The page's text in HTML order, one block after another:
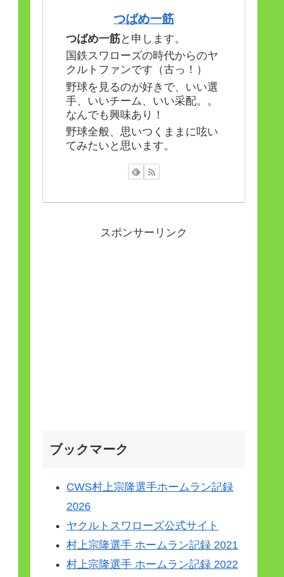
つばめ一筋
つばめ一筋と申します。
国鉄スワローズの時代からのヤ
クルトファンです（古っ！）
野球を見るのが好きで、いい選
手、いいチーム、いい采配。。
なんでも興味あり！
野球全般、思いつくままに呟い
てみたいと思います。
スポンサーリンク
ブックマーク
CWS村上宗隆選手ホームラン記録
2026
ヤクルトスワローズ公式サイト
村上宗隆選手 ホームラン記録 2021
村上宗隆選手 ホームラン記録 2022